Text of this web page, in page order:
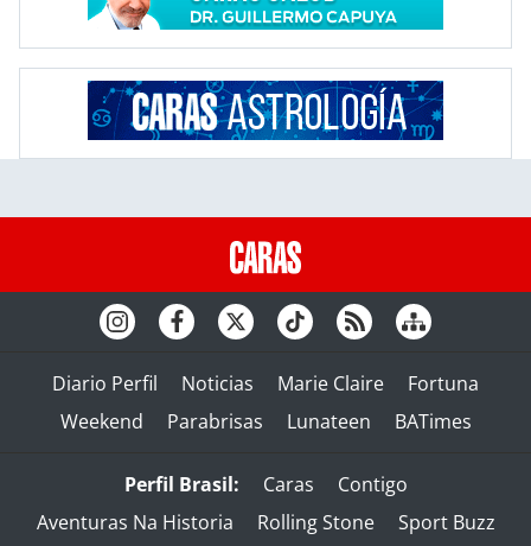
Diario Perfil Noticias Marie Claire
Fortuna
Weekend
Parabrisas Lunateen BATimes
Perfil Brasil: Caras
Contigo
Aventuras Na Historia
Rolling Stone Sport Buzz